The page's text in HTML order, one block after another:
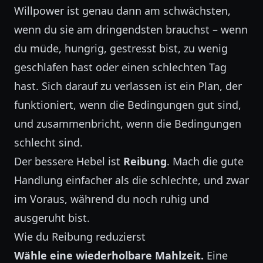
Willpower ist genau dann am schwächsten,
wenn du sie am dringendsten brauchst – wenn
du müde, hungrig, gestresst bist, zu wenig
geschlafen hast oder einen schlechten Tag
hast. Sich darauf zu verlassen ist ein Plan, der
funktioniert, wenn die Bedingungen gut sind,
und zusammenbricht, wenn die Bedingungen
schlecht sind.
Der bessere Hebel ist Reibung. Mach die gute
Handlung einfacher als die schlechte, und zwar
im Voraus, während du noch ruhig und
ausgeruht bist.
Wie du Reibung reduzierst
Wähle eine wiederholbare Mahlzeit. Eine